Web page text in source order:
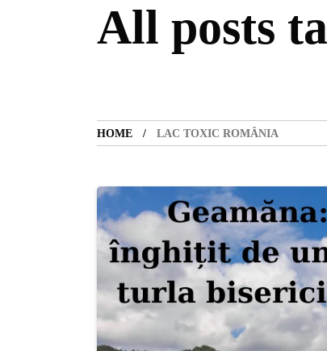
All posts
HOME LAC TOXIC ROMÂNIA